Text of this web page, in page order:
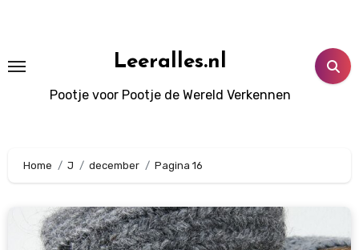
Leeralles.nl
Pootje voor Pootje de Wereld Verkennen
Home J december Pagina 16